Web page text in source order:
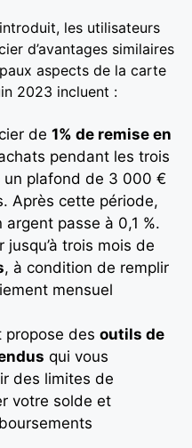
les utilisateurs
d’avantages similaires
aspects de la carte
2023 incluent :
de 1% de remise en
pendant les trois
un plafond de 3 000 €
Après cette période,
passe à 0,1 %.
trois mois de
, à condition de remplir
mensuel
propose des outils de
qui vous
des limites de
votre solde et